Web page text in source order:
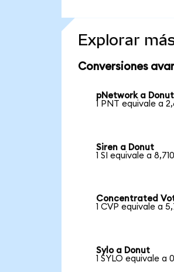
Explorar
Conversiones
pNetwork a Donut
1 PNT equivale a
Siren a Donut
1 SI equivale a
Concentrated
1 CVP equivale a
Sylo a Donut
1 SYLO equivale a